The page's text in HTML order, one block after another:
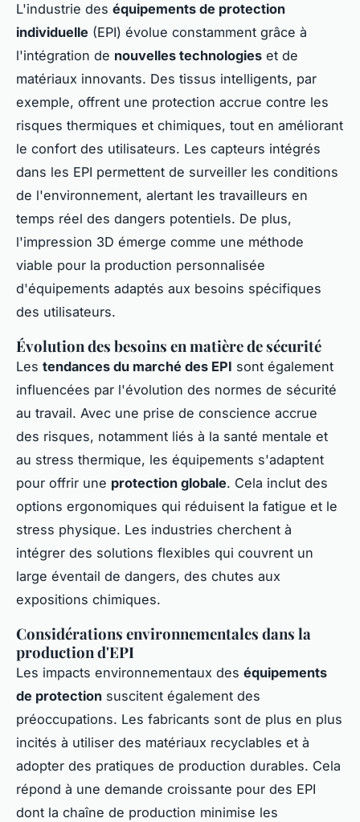
L'industrie des équipements de protection
individuelle (EPI) évolue constamment grâce à
l'intégration de nouvelles technologies et de
matériaux innovants. Des tissus intelligents, par
exemple, offrent une protection accrue contre les
risques thermiques et chimiques, tout en améliorant
le confort des utilisateurs. Les capteurs intégrés
dans les EPI permettent de surveiller les conditions
de l'environnement, alertant les travailleurs en
temps réel des dangers potentiels. De plus,
l'impression 3D émerge comme une méthode
viable pour la production personnalisée
d'équipements adaptés aux besoins spécifiques
des utilisateurs.
Évolution des besoins en matière de sécurité
Les tendances du marché des EPI sont également
influencées par l'évolution des normes de sécurité
au travail. Avec une prise de conscience accrue
des risques, notamment liés à la santé mentale et
au stress thermique, les équipements s'adaptent
pour offrir une protection globale. Cela inclut des
options ergonomiques qui réduisent la fatigue et le
stress physique. Les industries cherchent à
intégrer des solutions flexibles qui couvrent un
large éventail de dangers, des chutes aux
expositions chimiques.
Considérations environnementales dans la
production d'EPI
Les impacts environnementaux des équipements
de protection suscitent également des
préoccupations. Les fabricants sont de plus en plus
incités à utiliser des matériaux recyclables et à
adopter des pratiques de production durables. Cela
répond à une demande croissante pour des EPI
dont la chaîne de production minimise les